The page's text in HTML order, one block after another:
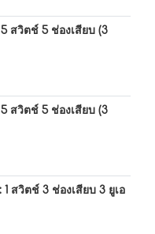
สวิตช์ 5 ช่องเสียบ (3
สวิตช์ 5 ช่องเสียบ (3
สวิตช์ 3 ช่องเสียบ 3 ยูเอ